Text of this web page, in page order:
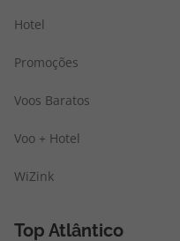
Hotel
Promoções
Voos Baratos
Voo + Hotel
WiZink
Top Atlântico